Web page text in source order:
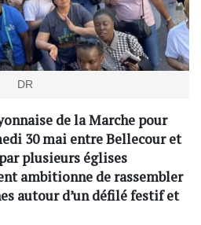
DR
de la Marche pour
30 mai entre Bellecour et
plusieurs églises
ambitionne de rassembler
autour d’un défilé festif et